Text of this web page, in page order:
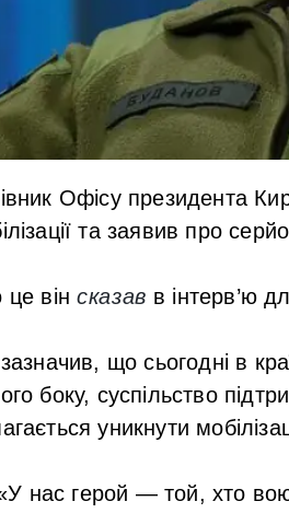
Офісу президента
та заявив про
це вінсказав в інтерв’ю
що сьогодні в
боку, суспільство
уникнути
нас герой — той, хто